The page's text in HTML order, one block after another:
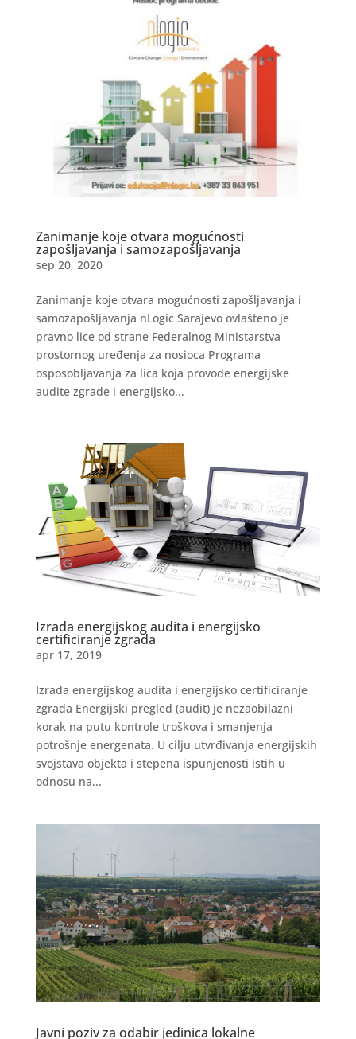
Zanimanje koje otvara mogućnosti
zapošljavanja i samozapošljavanja
sep 20, 2020
Zanimanje koje otvara mogućnosti zapošljavanja i
samozapošljavanja nLogic Sarajevo ovlašteno je
pravno lice od strane Federalnog Ministarstva
prostornog uređenja za nosioca Programa
osposobljavanja za lica koja provode energijske
audite zgrade i energijsko...
Izrada energijskog audita i energijsko
certificiranje zgrada
apr 17, 2019
Izrada energijskog audita i energijsko certificiranje
zgrada ​Energijski pregled (audit) je nezaobilazni
korak na putu kontrole troškova i smanjenja
potrošnje energenata. U cilju utvrđivanja energijskih
svojstava objekta i stepena ispunjenosti istih u
odnosu na...
Javni poziv za odabir jedinica lokalne